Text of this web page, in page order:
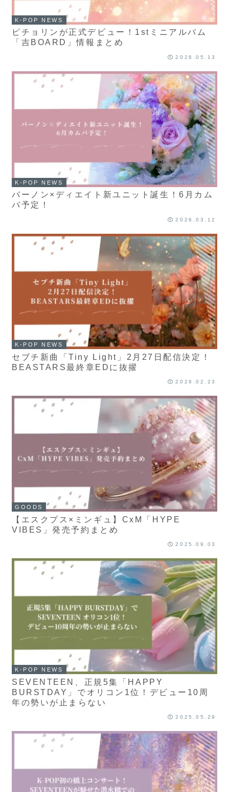
K-POP NEWS
ピチョリンが正式デビュー！1stミニアルバム
「吉BOARD」情報まとめ
2026.05.13
K-POP NEWS
バーノン×ディエイト新ユニット誕生！6月カム
バ予定！
2026.03.12
K-POP NEWS
セブチ新曲「Tiny Light」2月27日配信決定！
BEASTARS最終章EDに抜擢
2026.02.23
GOODS
【エスクプス×ミンギュ】CxM「HYPE
VIBES」発売予約まとめ
2025.09.03
K-POP NEWS
SEVENTEEN、正規5集「HAPPY
BURSTDAY」でオリコン1位！デビュー10周
年の勢いが止まらない
2025.05.29